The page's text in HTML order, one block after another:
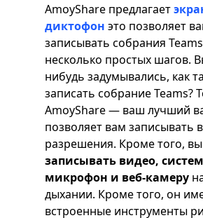
AmoyShare предлагает
диктофон это позволяет
записывать собрания
несколько простых шагов.
нибудь задумывались, как
записать собрание Teams?
AmoyShare — ваш лучший
позволяет вам записывать
разрешения. Кроме того,
записывать видео,
микрофон и веб-камеру
дыхании. Кроме того, он
встроенные инструменты